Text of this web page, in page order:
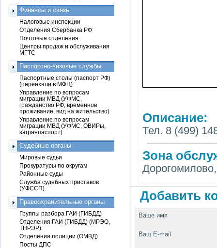
Описание:
Тел. 8 (499)
Зона
Добавить
Ваше имя
Ваш E-mail
Финансы и связь
Налоговые инспекции
Отделения Сбербанка РФ
Почтовые отделения
Центры продаж и обслуживания
МГТС
Паспортно-визовые службы
Паспортные столы (паспорт РФ)
(переехали в МФЦ)
Управление по вопросам
миграции МВД (УФМС,
гражданство РФ, временное
проживание, вид на жительство)
Управление по вопросам
миграции МВД (УФМС, ОВИРы,
загранпаспорт)
Судебные органы
Мировые судьи
Прокуратуры по округам
Районные суды
Служба судебных приставов
(УФССП)
Правоохранительные органы
Группы разбора ГАИ (ГИБДД)
Отделения ГАИ (ГИБДД) (МРЭО,
ТНРЭР)
Отделения полиции (ОМВД)
Посты ДПС